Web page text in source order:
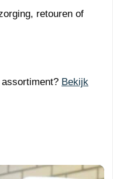
retouren of
Bekijk